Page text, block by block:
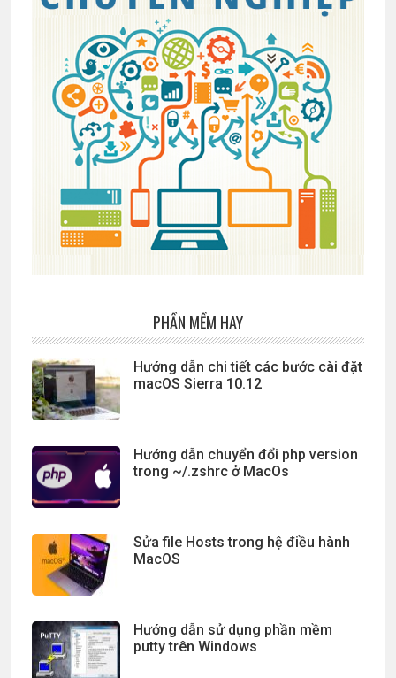
PHẦN MỀM HAY
Hướng dẫn chi tiết các bước cài đặt
macOS Sierra 10.12
Hướng dẫn chuyển đổi php version
trong ~/.zshrc ở MacOs
Sửa file Hosts trong hệ điều hành
MacOS
Hướng dẫn sử dụng phần mềm
putty trên Windows